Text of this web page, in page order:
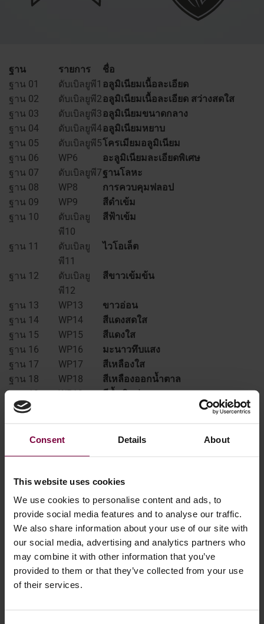
Consent Details About
This website uses cookies
We use cookies to personalise content and ads, to
provide social media features and to analyse our traffic.
We also share information about your use of our site with
our social media, advertising and analytics partners who
may combine it with other information that you’ve
provided to them or that they’ve collected from your use
of their services.
ฐาน รายการ
ชื่อ
ฐาน 01
ดับเบิลยูพี1 อลูมิเนียมเนื้อละเอียด
ฐาน 02
ดับเบิลยูพี2อลูมิเนียมเนื้อละเอียด สว่างสดใส
ฐาน 03
ดับเบิลยูพี3อลูมิเนียมขนาดกลาง
ฐาน 04
ดับเบิลยูพี4อลูมิเนียมหยาบ
ฐาน 05
ดับเบิลยูพี5โครเมียมอลูมิเนียม
ฐาน 06
WP6
อะลูมิเนียมละเอียดพิเศษ
ฐาน 07
ดับเบิลยูพี7ฐานโลหะ
ฐาน 08
WP8
การควบคุมฟลอป
ฐาน 09
WP9
สีดำเข้ม
ฐาน 10
ดับเบิลยู
พี10
สีฟ้าเข้ม
ฐาน 11
ดับเบิลยู
พี11
ไวโอเล็ต​
ฐาน 12
ดับเบิลยู
พี12
สีขาวเข้มข้น
ฐาน 13 WP13
ขาวอ่อน
ฐาน 14
WP14
สีแดงสดใส
ฐาน 15
WP15
สีแดงใส
ฐาน 16
WP16
มะนาวทึบแสง​
ฐาน 17
WP17
สีเหลืองใส
ฐาน 18
WP18
สีเหลืองออกน้ำตาล
ฐาน 19
WP19
สีน้ำเงินอ่อน
ฐาน 20